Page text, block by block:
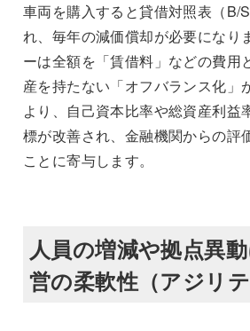
車両を購入すると貸借対照表（B/
れ、毎年の減価償却が必要になり
ーは全額を「賃借料」などの費用
産を持たない「オフバランス化」
より、自己資本比率や総資産利益
標が改善され、金融機関からの評
ことに寄与します。
人員の増減や拠点異
営の柔軟性（アジリテ